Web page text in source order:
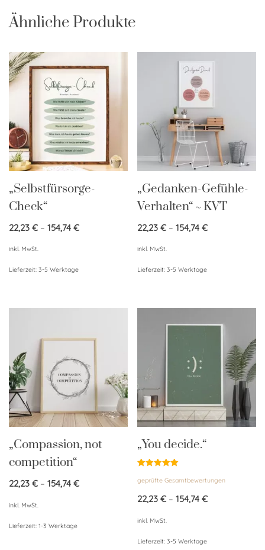
Ähnliche Produkte
„Selbstfürsorge-
Check“
22,23 € – 154,74 €
inkl. MwSt.
Lieferzeit: 3-5 Werktage
„Gedanken-Gefühle-
Verhalten“ ~ KVT
22,23€ –154,74€
inkl. MwSt.
Lieferzeit:3-5 Werktage
„Compassion, not
competition“
22,23 € – 154,74 €
inkl. MwSt.
Lieferzeit: 1-3 Werktage
„You decide.“
mit
von 5
geprüfte Gesamtbewertungen
22,23€ –154,74€
inkl. MwSt.
Lieferzeit: 3-5 Werktage